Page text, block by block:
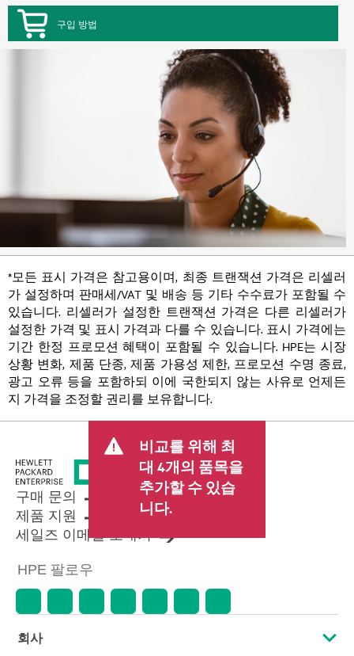
구입 방법
*모든 표시 가격은 참고용이며, 최종 트랜잭션 가격은 리셀러
가 설정하며 판매세/VAT 및 배송 등 기타 수수료가 포함될 수
있습니다. 리셀러가 설정한 트랜잭션 가격은 다른 리셀러가
설정한 가격 및 표시 가격과 다를 수 있습니다. 표시 가격에는
기간 한정 프로모션 혜택이 포함될 수 있습니다. HPE는 시장
상황 변화, 제품 단종, 제품 가용성 제한, 프로모션 수명 종료,
광고 오류 등을 포함하되 이에 국한되지 않는 사유로 언제든
지 가격을 조정할 권리를 보유합니다.
비교를 위해 최
대 4개의 품목을
추가할 수 있습
니다.
구매 문의
제품 지원
세일즈 이메일 보내기
HPE 팔로우
회사